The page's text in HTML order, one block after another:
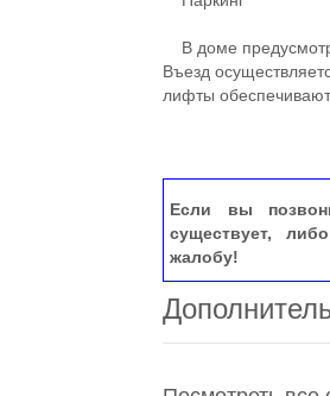
В доме
Въезд
лифты
Если вы
существует,
жалобу!